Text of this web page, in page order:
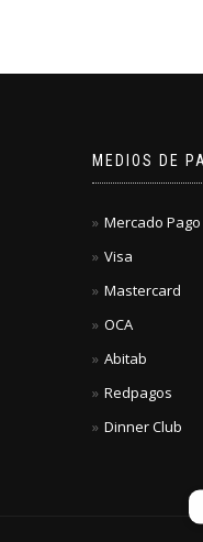
MEDIOS DE
Mercado Pago
Visa
Mastercard
OCA
Abitab
Redpagos
Dinner Club